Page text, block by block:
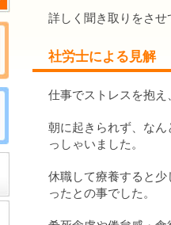
詳しく聞き取りをさせ
社労士による見解
仕事でストレスを抱え
朝に起きられず、な
っしゃいました。
休職して療養すると
ったとの事でした。